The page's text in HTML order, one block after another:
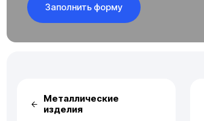
Заполнить форму
Металлические
изделия